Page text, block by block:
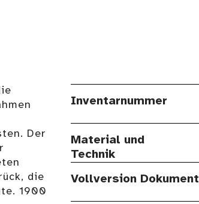
Der
die
1900
Inventarnummer
Material und
Technik
Vollversion Dokument